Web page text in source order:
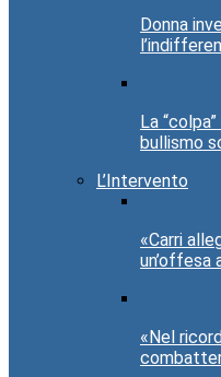
Donna
La
bullismo
L’Intervento
«Carri
un’offesa
«Nel